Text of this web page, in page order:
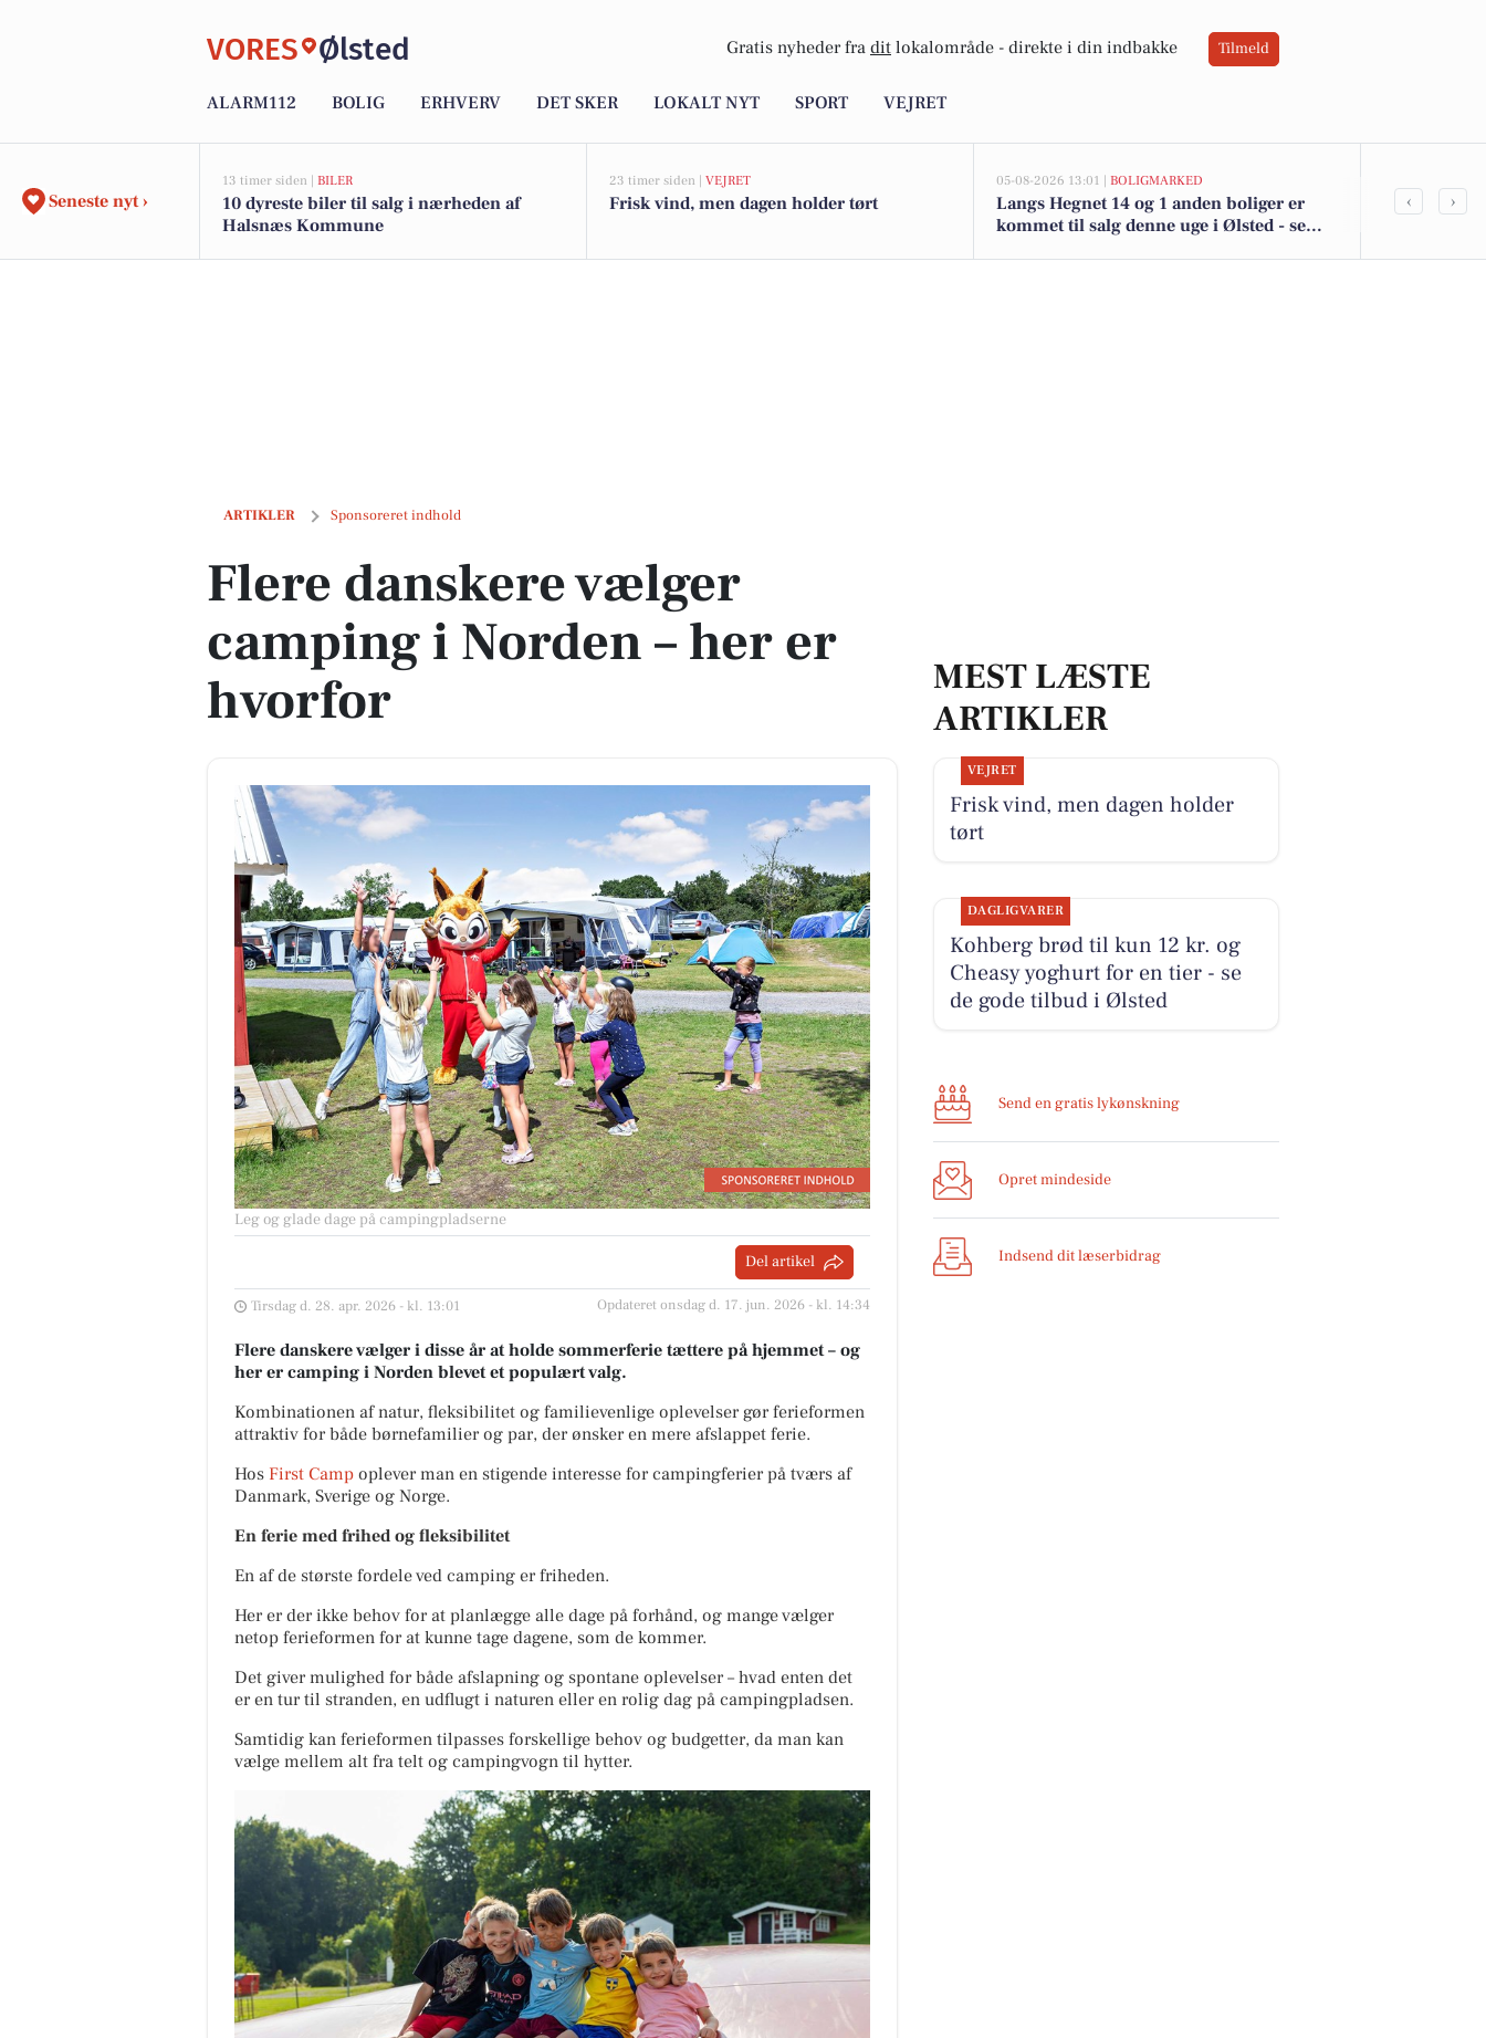
VORES Ølsted Gratis nyheder fra dit lokalområde - direkte i din indbakke Tilmeld
ALARM112 BOLIG ERHVERV DET SKER LOKALT NYT SPORT VEJRET
Seneste nyt ›
13 timer siden | BILER
10 dyreste biler til salg i nærheden af
Halsnæs Kommune
23 timer siden | VEJRET
Frisk vind, men dagen holder tørt
05-08-2026 13:01 | BOLIGMARKED
Langs Hegnet 14 og 1 anden boliger er
kommet til salg denne uge i Ølsted - se
Top 6 over
‹ ›
ARTIKLER Sponsoreret indhold
Flere danskere vælger camping i Norden – her er hvorfor
Flere danskere vælger
camping i Norden – her er
hvorfor
Leg og glade dage på campingpladserne
Del artikel
Tirsdag d. 28. apr. 2026 - kl. 13:01 Opdateret onsdag d. 17. jun. 2026 - kl. 14:34
Flere danskere vælger i disse år at holde sommerferie tættere på hjemmet – og
her er camping i Norden blevet et populært valg.
Kombinationen af natur, fleksibilitet og familievenlige oplevelser gør ferieformen
attraktiv for både børnefamilier og par, der ønsker en mere afslappet ferie.
Hos First Camp oplever man en stigende interesse for campingferier på tværs af
Danmark, Sverige og Norge.
En ferie med frihed og fleksibilitet
En af de største fordele ved camping er friheden.
Her er der ikke behov for at planlægge alle dage på forhånd, og mange vælger
netop ferieformen for at kunne tage dagene, som de kommer.
Det giver mulighed for både afslapning og spontane oplevelser – hvad enten det
er en tur til stranden, en udflugt i naturen eller en rolig dag på campingpladsen.
Samtidig kan ferieformen tilpasses forskellige behov og budgetter, da man kan
vælge mellem alt fra telt og campingvogn til hytter.
MEST LÆSTE
ARTIKLER
VEJRET
Frisk vind, men dagen holder
tørt
DAGLIGVARER
Kohberg brød til kun 12 kr. og
Cheasy yoghurt for en tier - se
de gode tilbud i Ølsted
Send en gratis lykønskning
Opret mindeside
Indsend dit læserbidrag